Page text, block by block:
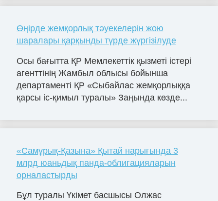
Өңірде жемқорлық тәуекелерін жою
шаралары қарқынды түрде жүргізілуде
Осы бағытта ҚР Мемлекеттік қызметі істері
агенттінің Жамбыл облысы бойынша
департаменті ҚР «Сыбайлас жемқорлыққа
қарсы іс-қимыл туралы» Заңында көзде...
«Самұрық-Қазына» Қытай нарығында 3
млрд юаньдық панда-облигацияларын
орналастырды
Бұл туралы Үкімет басшысы Олжас